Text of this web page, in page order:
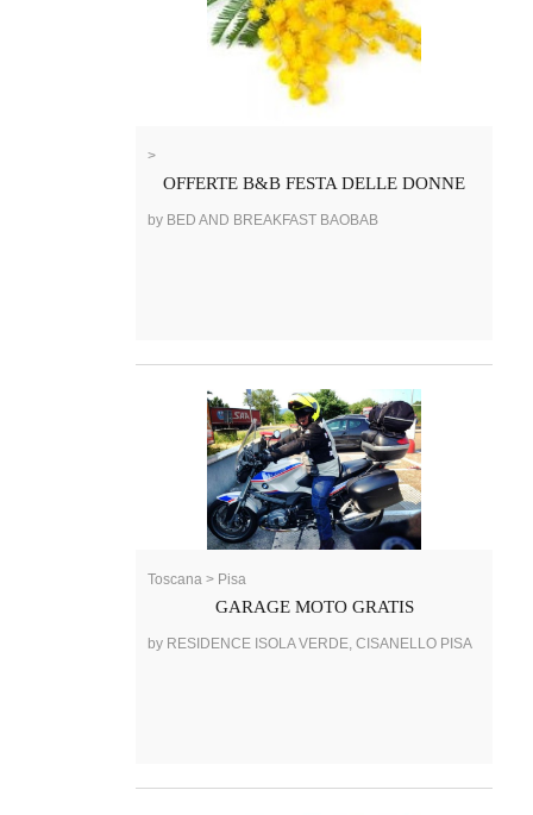
>
OFFERTE B&B FESTA DELLE DONNE
by BED AND BREAKFAST BAOBAB
Toscana > Pisa
GARAGE MOTO GRATIS
by RESIDENCE ISOLA VERDE, CISANELLO PISA